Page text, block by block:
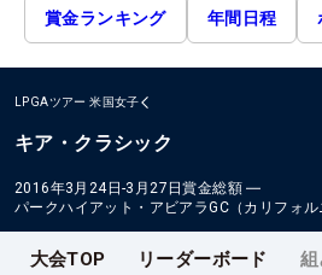
賞金ランキング 年間日程
LPGAツアー 米国女子
キア・クラシック
2016年3月24日-3月27日賞金総額 ―
パークハイアット・アビアラGC（カリフォル
大会TOP リーダーボード